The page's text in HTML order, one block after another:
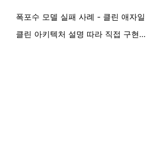
폭포수 모델 실패 사례 - 클린 애자일
클린 아키텍처 설명 따라 직접 구현해보기